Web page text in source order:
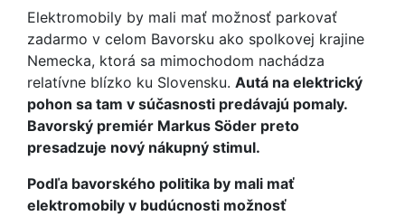
Elektromobily by mali mať možnosť parkovať
zadarmo v celom Bavorsku ako spolkovej krajine
Nemecka, ktorá sa mimochodom nachádza
relatívne blízko ku Slovensku. Autá na elektrický
pohon sa tam v súčasnosti predávajú pomaly.
Bavorský premiér Markus Söder preto
presadzuje nový nákupný stimul.
Podľa bavorského politika by mali mať
elektromobily v budúcnosti možnosť